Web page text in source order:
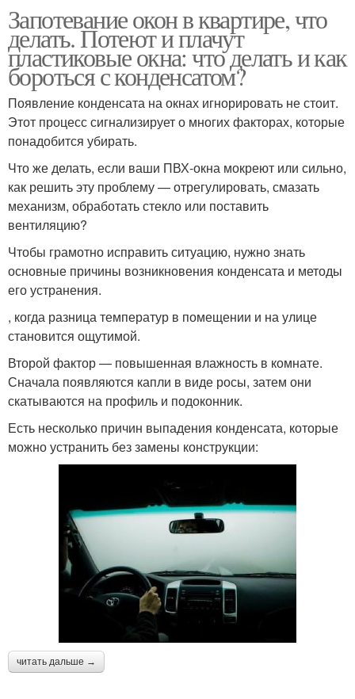
Запотевание окон в квартире, что
делать. Потеют и плачут
пластиковые окна: что делать и как
бороться с конденсатом?
Появление конденсата на окнах игнорировать не стоит.
Этот процесс сигнализирует о многих факторах, которые
понадобится убирать.
Что же делать, если ваши ПВХ-окна мокреют или сильно,
как решить эту проблему — отрегулировать, смазать
механизм, обработать стекло или поставить
вентиляцию?
Чтобы грамотно исправить ситуацию, нужно знать
основные причины возникновения конденсата и методы
его устранения.
, когда разница температур в помещении и на улице
становится ощутимой.
Второй фактор — повышенная влажность в комнате.
Сначала появляются капли в виде росы, затем они
скатываются на профиль и подоконник.
Есть несколько причин выпадения конденсата, которые
можно устранить без замены конструкции:
читать дальше →